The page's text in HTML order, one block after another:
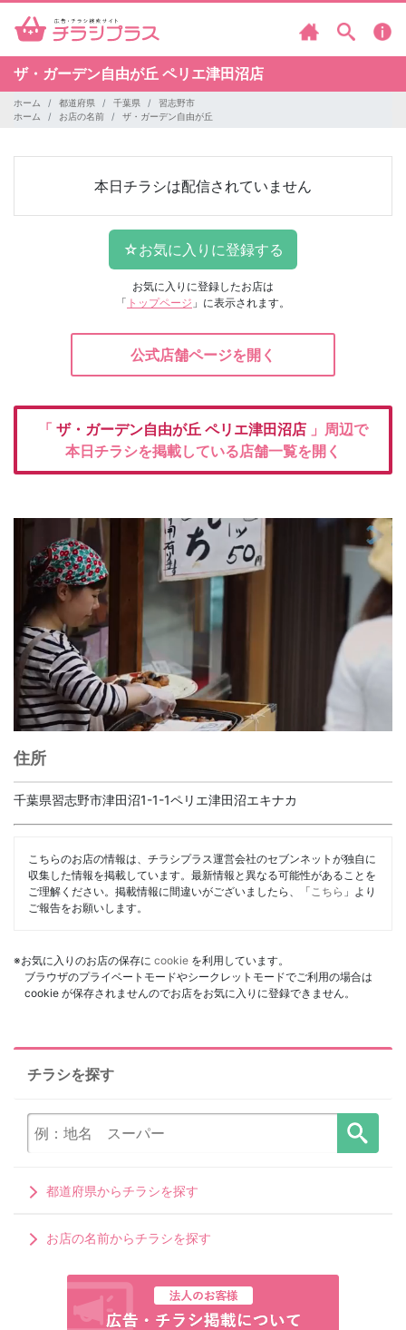
ザ・ガーデン自由が丘 ペリエ津田沼店
ホーム 都道府県 千葉県
習志野市
ホーム
お店の名前 ザ・ガーデン自由が丘
本日チラシは配信されていません
お気に入りに登録したお店は
「 トップページ 」に表示されます。
公式店舗ページを開く
「 ザ・ガーデン自由が丘 ペリエ津田沼店 」周辺で
本日チラシを掲載している店舗一覧を開く
住所
千葉県習志野市津田沼1-1-1ペリエ津田沼エキナカ
こちらのお店の情報は、チラシプラス運営会社のセブンネットが独自に
収集した情報を掲載しています。最新情報と異なる可能性があることを
ご理解ください。掲載情報に間違いがございましたら、「 こちら 」より
ご報告をお願いします。
※お気に入りのお店の保存に cookie を利用しています。
ブラウザのプライベートモードやシークレットモードでご利用の場合は
cookie が保存されませんのでお店をお気に入りに登録できません。
チラシを探す
都道府県からチラシを探す
お店の名前からチラシを探す